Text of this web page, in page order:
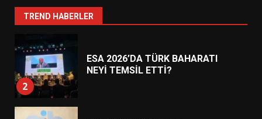
TREND HABERLER
1
2
ESA 2026’DA TÜRK BAHARATI
NEYİ TEMSİL ETTİ?